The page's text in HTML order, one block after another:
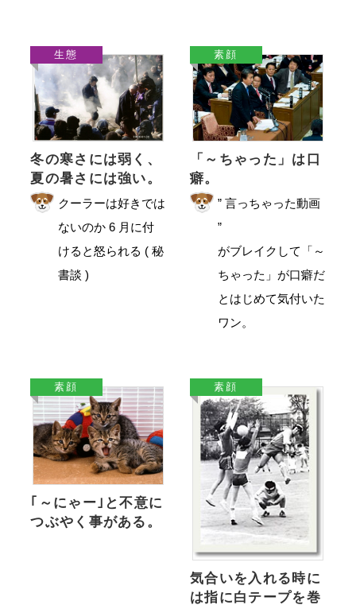
生態
冬の寒さには弱く、
夏の暑さには強い。
クーラーは好きでは
ないのか 6 月に付
けると怒られる ( 秘
書談 )
素顔
「～ちゃった」は口
癖。
” 言っちゃった動画
”
がブレイクして「～
ちゃった」が口癖だ
とはじめて気付いた
ワン。
素顔
｢～にゃー｣と不意に
つぶやく事がある。
素顔
気合いを入れる時に
は指に白テープを巻